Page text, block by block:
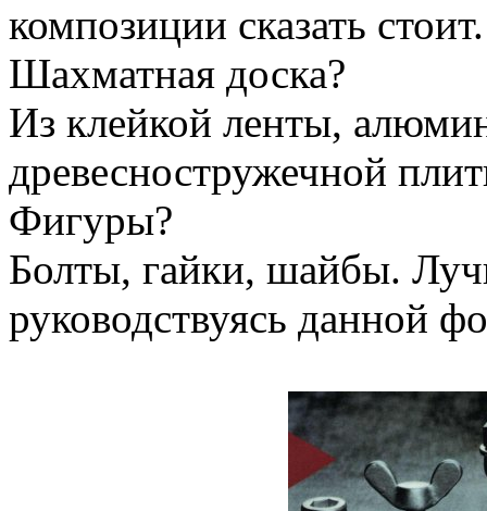
композиции сказать стоит.
Шахматная доска?
Из клейкой ленты,
древесностружечной
Фигуры?
Болты, гайки, шайбы.
руководствуясь данной